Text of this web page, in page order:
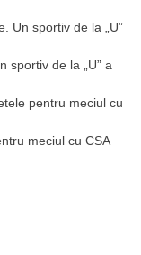
Un sportiv de la „U”
sportiv de la „U” a
pentru meciul cu
meciul cu CSA